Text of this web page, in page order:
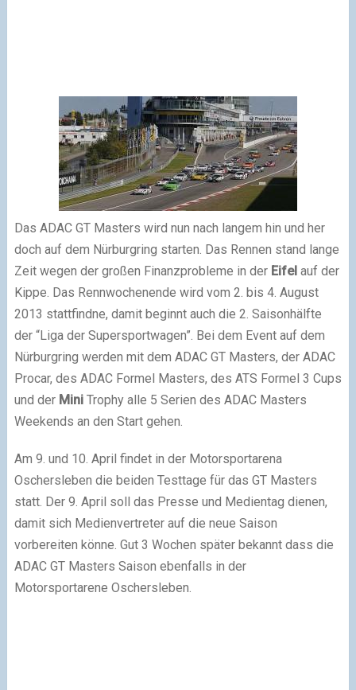
Das ADAC GT Masters wird nun nach langem hin und her
doch auf dem Nürburgring starten. Das Rennen stand lange
Zeit wegen der großen Finanzprobleme in der Eifelauf der
Kippe. Das Rennwochenende wird vom 2. bis 4. August
2013 stattfindne, damit beginnt auch die 2. Saisonhälfte
der “Liga der Supersportwagen”. Bei dem Event auf dem
Nürburgring werden mit dem ADAC GT Masters, der ADAC
Procar, des ADAC Formel Masters, des ATS Formel 3 Cups
und der MiniTrophy alle 5 Serien des ADAC Masters
Weekends an den Start gehen.
Am 9. und 10. April findet in der Motorsportarena
Oschersleben die beiden Testtage für das GT Masters
statt. Der 9. April soll das Presse und Medientag dienen,
damit sich Medienvertreter auf die neue Saison
vorbereiten könne. Gut 3 Wochen später bekannt dass die
ADAC GT Masters Saison ebenfalls in der
Motorsportarene Oschersleben.